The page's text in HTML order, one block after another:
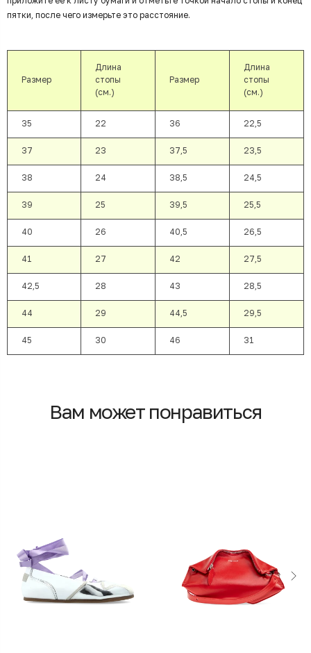
пятки, после чего измерьте это расстояние.
Размер
Длина
стопы
(см.)
Размер
Длина
стопы
(см.)
35 22 36 22,5
37 23 37,5 23,5
38 24 38,5 24,5
39 25 39,5 25,5
40 26 40,5 26,5
41 27 42 27,5
42,5 28 43 28,5
44 29 44,5 29,5
45 30 46 31
Вам может понравиться